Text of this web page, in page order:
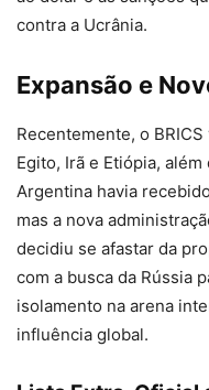
contra a Ucrânia.
Expansão e
Recentemente, o
Egito, Irã e Etiópia,
Argentina havia
mas a nova
decidiu se afastar da
com a busca da Rússia
isolamento na arena
influência global.